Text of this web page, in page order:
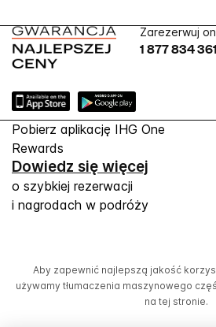
Zarezerwuj
1 877 834
Pobierz aplikację IHG One
Rewards
Dowiedz się więcej
o szybkiej rezerwacji
i nagrodach w podróży
Aby zapewnić najlepszą jakość
używamy tłumaczenia maszynowego
na tej stronie.